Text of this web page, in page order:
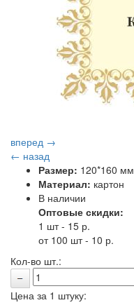
вперед →
← назад
Размер: 120*160 мм
Материал: картон
В наличии
Оптовые скидки:
1 шт - 15 р.
от 100 шт - 10 р.
Кол-во шт.:
Цена за 1 штуку: